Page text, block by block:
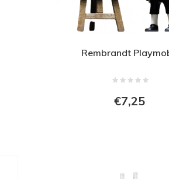
Rembrandt
€7,25